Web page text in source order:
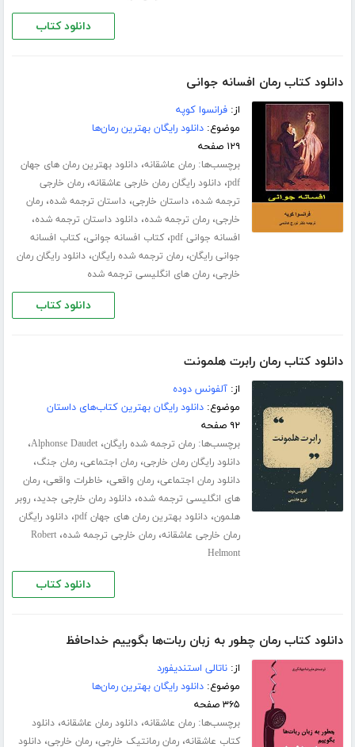
دانلود کتاب
دانلود کتاب رمان افسانه جوانی
از:فرانسوا کوپه
موضوع:دانلود رایگان بهترین رمان‌ها
۱۲۹ صفحه
برچسب‌ها:رمان عاشقانه،دانلود بهترین رمان های جهان
pdf،دانلود رایگان رمان خارجی عاشقانه،رمان خارجی
ترجمه شده،داستان خارجی،داستان ترجمه شده،رمان
خارجی،رمان ترجمه شده،دانلود داستان ترجمه شده،
افسانه جوانی pdf ،کتاب افسانه جوانی،کتاب افسانه
جوانی رایگان،رمان ترجمه شده رایگان،دانلود رایگان رمان
خارجی،رمان های انگلیسی ترجمه شده
دانلود کتاب
دانلود کتاب رمان رابرت هلمونت
از:آلفونس دوده
موضوع:دانلود رایگان بهترین کتاب‌های داستان
۹۲ صفحه
برچسب‌ها:رمان ترجمه شده رایگان،Alphonse Daudet،
دانلود رایگان رمان خارجی،رمان اجتماعی،رمان جنگ،
دانلود رمان اجتماعی،رمان واقعی، خاطرات واقعی،رمان
های انگلیسی ترجمه شده،دانلود رمان خارجی جدید،روبر
هلمون،دانلود بهترین رمان های جهان pdf ،دانلود رایگان
رمان خارجی عاشقانه،رمان خارجی ترجمه شده،Robert
Helmont
دانلود کتاب
دانلود کتاب رمان چطور به زبان ربات‌ها بگوییم خداحافظ
از:ناتالی استندیفورد
موضوع:دانلود رایگان بهترین رمان‌ها
۳۶۵ صفحه
برچسب‌ها:رمان عاشقانه،دانلود رمان عاشقانه،دانلود
کتاب عاشقانه،رمان رمانتیک خارجی،رمان خارجی،دانلود